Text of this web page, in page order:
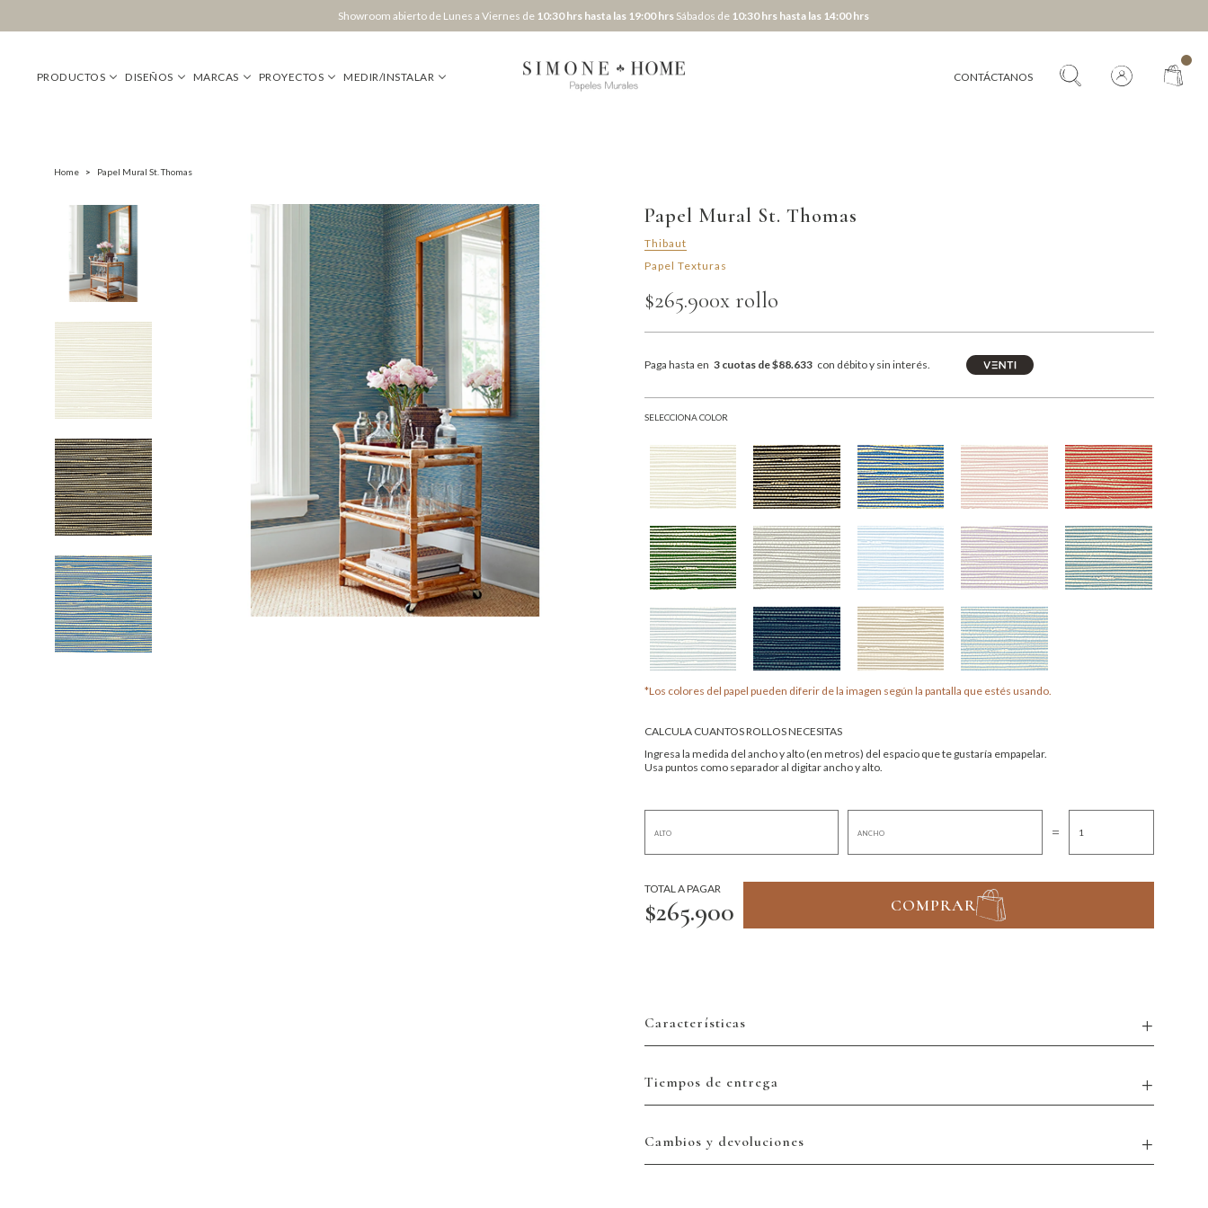
Showroom abierto de Lunes a Viernes de 10:30 hrs hasta las 19:00 hrs Sábados de 10:30 hrs hasta las 14:00 hrs
PRODUCTOS DISEÑOS MARCAS PROYECTOS MEDIR/INSTALAR CONTÁCTANOS
Home > Papel Mural St. Thomas
Papel Mural St. Thomas
Thibaut
Papel Texturas
$265.900x rollo
Paga hasta en 3 cuotas de $88.633 con débito y sin interés.
SELECCIONA COLOR
*Los colores del papel pueden diferir de la imagen según la pantalla que estés usando.
CALCULA CUANTOS ROLLOS NECESITAS
Ingresa la medida del ancho y alto (en metros) del espacio que te gustaría empapelar.
Usa puntos como separador al digitar ancho y alto.
=
TOTAL A PAGAR
$265.900 COMPRAR
Características
Tiempos de entrega
Cambios y devoluciones